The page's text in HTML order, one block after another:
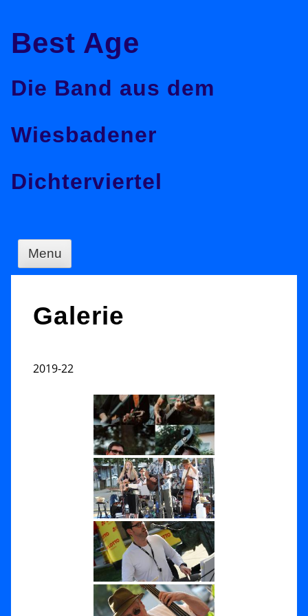
to
content
Best Age
Die Band aus dem
Wiesbadener
Dichterviertel
Menu
Galerie
2019-22